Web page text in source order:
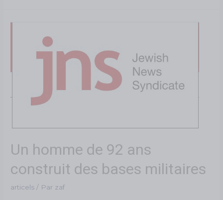
Un homme de 92 ans
construit des bases militaires
articels / Par zaf